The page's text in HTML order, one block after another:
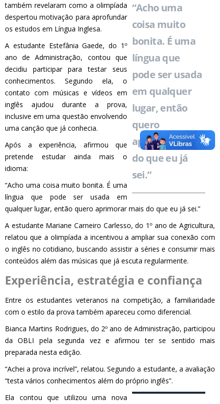
“Acho uma
coisa muito
bonita. É uma
língua que
pode ser usada
em qualquer
lugar, então
quero
aprimorar mais
do que eu já
sei.”
também revelaram como a olimpíada
despertou motivação para aprofundar
os estudos em Língua Inglesa.
A estudante Estefânia Gaede, do 1º
ano de Administração, contou que
decidiu participar para testar seus
conhecimentos. Segundo ela, o
contato com músicas e vídeos em
inglês ajudou durante a prova,
inclusive em uma questão envolvendo
uma canção que já conhecia.
Após a experiência, afirmou que
pretende estudar ainda mais o
idioma:
“Acho uma coisa muito bonita. É uma
língua que pode ser usada em
qualquer lugar, então quero aprimorar mais do que eu já sei.”
A estudante Mariane Carneiro Carlesso, do 1º ano de Agricultura,
relatou que a olimpíada a incentivou a ampliar sua conexão com
o inglês no cotidiano, buscando assistir a séries e consumir mais
conteúdos além das músicas que já escuta regularmente.
Experiência, estratégia e confiança
Entre os estudantes veteranos na competição, a familiaridade
com o estilo da prova também apareceu como diferencial.
Bianca Martins Rodrigues, do 2º ano de Administração, participou
da OBLI pela segunda vez e afirmou ter se sentido mais
preparada nesta edição.
“Achei a prova incrível”, relatou. Segundo a estudante, a avaliação
“testa vários conhecimentos além do próprio inglês”.
Ela contou que utilizou uma nova